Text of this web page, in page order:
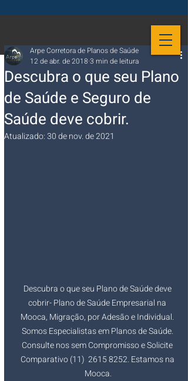
Descubra o que seu Plano
de Saúde e Seguro de
Saúde deve cobrir.
Arpe Corretora de Planos de Saúde
12 de abr. de 2018 3 min de leitura
Atualizado:30 de nov. de 2021
Descubra o que seu Plano de Saúde deve
cobrir- Plano de Saúde Empresarial na
Mooca, Migração, por Adesão e Individual.
Somos Especialistas em Planos de Saúde.
Consulte nos sem Compromisso e Solicite
Comparativo (11)  2615 8252. Estamos na
Mooca.